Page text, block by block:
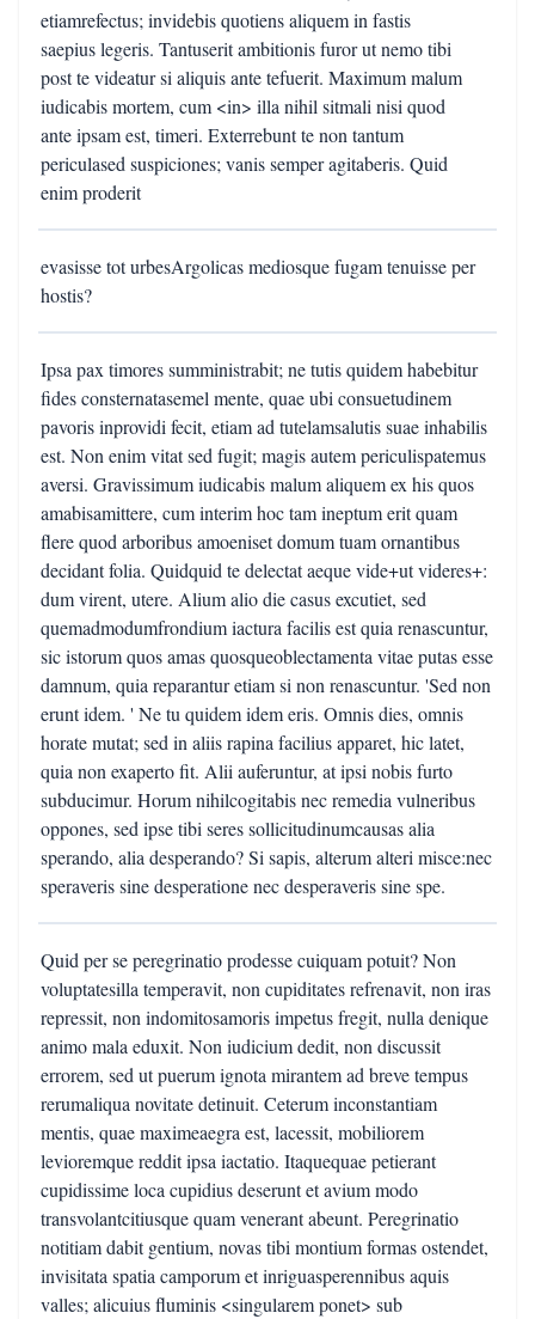
etiamrefectus; invidebis quotiens aliquem in fastis
saepius legeris. Tantuserit ambitionis furor ut nemo tibi
post te videatur si aliquis ante tefuerit. Maximum malum
iudicabis mortem, cum <in> illa nihil sitmali nisi quod
ante ipsam est, timeri. Exterrebunt te non tantum
periculased suspiciones; vanis semper agitaberis. Quid
enim proderit
evasisse tot urbesArgolicas mediosque fugam tenuisse per
hostis?
Ipsa pax timores sumministrabit; ne tutis quidem habebitur
fides consternatasemel mente, quae ubi consuetudinem
pavoris inprovidi fecit, etiam ad tutelamsalutis suae inhabilis
est. Non enim vitat sed fugit; magis autem periculispatemus
aversi. Gravissimum iudicabis malum aliquem ex his quos
amabisamittere, cum interim hoc tam ineptum erit quam
flere quod arboribus amoeniset domum tuam ornantibus
decidant folia. Quidquid te delectat aeque vide+ut videres+:
dum virent, utere. Alium alio die casus excutiet, sed
quemadmodumfrondium iactura facilis est quia renascuntur,
sic istorum quos amas quosqueoblectamenta vitae putas esse
damnum, quia reparantur etiam si non renascuntur. 'Sed non
erunt idem. ' Ne tu quidem idem eris. Omnis dies, omnis
horate mutat; sed in aliis rapina facilius apparet, hic latet,
quia non exaperto fit. Alii auferuntur, at ipsi nobis furto
subducimur. Horum nihilcogitabis nec remedia vulneribus
oppones, sed ipse tibi seres sollicitudinumcausas alia
sperando, alia desperando? Si sapis, alterum alteri misce:nec
speraveris sine desperatione nec desperaveris sine spe.
Quid per se peregrinatio prodesse cuiquam potuit? Non
voluptatesilla temperavit, non cupiditates refrenavit, non iras
repressit, non indomitosamoris impetus fregit, nulla denique
animo mala eduxit. Non iudicium dedit, non discussit
errorem, sed ut puerum ignota mirantem ad breve tempus
rerumaliqua novitate detinuit. Ceterum inconstantiam
mentis, quae maximeaegra est, lacessit, mobiliorem
levioremque reddit ipsa iactatio. Itaquequae petierant
cupidissime loca cupidius deserunt et avium modo
transvolantcitiusque quam venerant abeunt. Peregrinatio
notitiam dabit gentium, novas tibi montium formas ostendet,
invisitata spatia camporum et inriguasperennibus aquis
valles; alicuius fluminis <singularem ponet> sub